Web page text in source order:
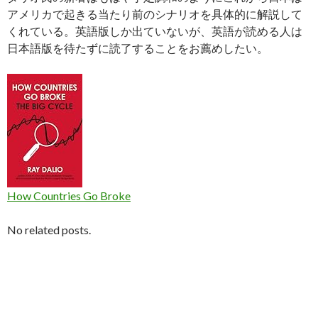
アメリカで起きる当たり前のシナリオを具体的に解説して
くれている。英語版しか出ていないが、英語が読める人は
日本語版を待たずに読了することをお薦めしたい。
How Countries Go Broke
No related posts.